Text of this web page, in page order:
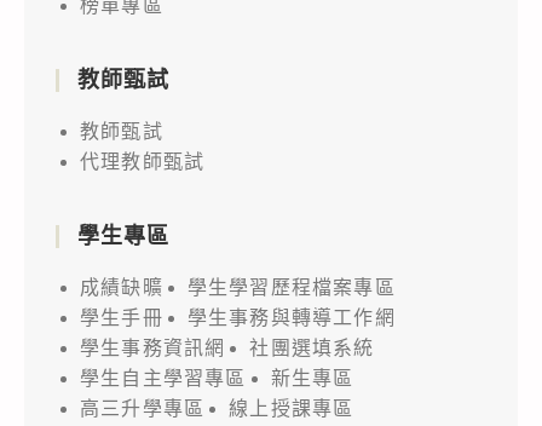
榜單專區
教師甄試
教師甄試
代理教師甄試
學生專區
成績缺曠
學生學習歷程檔案專區
學生手冊
學生事務與轉導工作網
學生事務資訊網
社團選填系統
學生自主學習專區
新生專區
高三升學專區
線上授課專區